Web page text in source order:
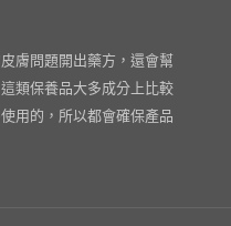
膚問題開出藥方，還會幫
類保養品大多成分上比較
用的，所以都會確保產品